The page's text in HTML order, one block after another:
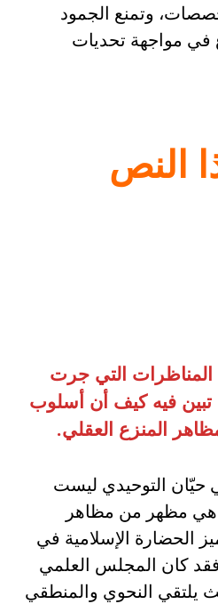
وتمنع الجمود
في مواجهة تحديات
النص
التي جرت
فيه كيف أن أسلوب
المنزع العقلي.
حيّان التوحيدي ليست
مظهر من مظاهر
الحضارة الإسلامية في
فقد كان المجلس العلمي
يلتقي النحوي والمنطقي